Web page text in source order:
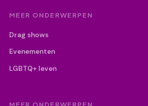
MEER ONDERWERPEN
Drag shows
Evenementen
LGBTQ+ leven
MEER ONDERWERPEN